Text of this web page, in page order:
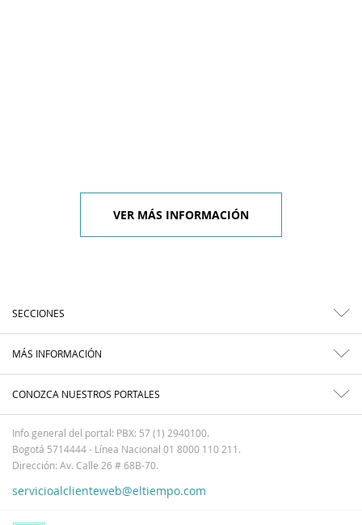
VER MÁS INFORMACIÓN
SECCIONES
MÁS INFORMACIÓN
CONOZCA NUESTROS PORTALES
Info general del portal: PBX: 57 (1) 2940100.
Bogotá 5714444 - Línea Nacional 01 8000 110 211.
Dirección: Av. Calle 26 # 68B-70.
servicioalclienteweb@eltiempo.com